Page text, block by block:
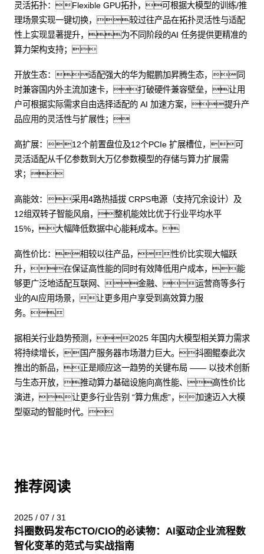
灵活拓扑：Flexible GPU拓扑，可根据大模型的训练/推
理场景实现一键切换，较过往产品在拓扑灵活性与适配
性上实现显著提升，为不同阶段的AI 任务提供更精准的
算力架构支持；
开放生态：适配强大的华为鲲鹏加昇腾生态，同
时兼容国内外主流加速卡，打破硬件兼容壁垒，让用
户可根据实际需求自由选择适配的 AI 加速方案，提升产
品应用的灵活性与扩展性；
高扩展：12个前置盘位及12个PCIe 扩展槽位，可
灵活适配从千亿参数到大万亿参数模型的存储与算力扩展需
求；
高能效：采用4路热插拔 CRPS电源（支持冗余设计）及
12组双转子智能风扇，整机能效比优于行业平均水平
15%，大幅降低数据中心能耗成本。
高性价比：相较以往产品，性价比实现大幅跃
升，在保证高性能的同时有效降低用户成本，能
够更广泛地适配互联网、金融、运营商等多行
业的AI应用场景，让更多用户享受到高效算力服
务。
据相关行业趋势预测，2025 年国内大模型相关算力需求
将持续增长，国产服务器市场潜力巨大。抖圈鲲泰此次
推出的新品，正是顺应这一趋势的关键布局 —— 以技术创新
与生态开放，推动算力基础设施向高性能、高性价比
演进，让更多行业告别 “算力焦虑”，加速迈入大模
型驱动的智能时代。
推荐阅读
2025 / 07 / 31
抖圈数码发布CTO/CIO的必读物：AI驱动企业流程数
智化变革的范式与实战指南